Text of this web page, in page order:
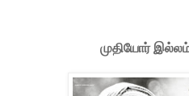
முதியோர்